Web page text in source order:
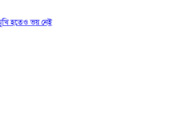
হতেও ভয় নেই